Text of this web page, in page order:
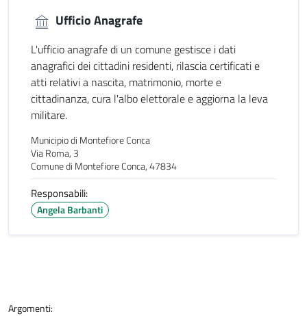
Ufficio Anagrafe
L'ufficio anagrafe di un comune gestisce i dati
anagrafici dei cittadini residenti, rilascia certificati e
atti relativi a nascita, matrimonio, morte e
cittadinanza, cura l'albo elettorale e aggiorna la leva
militare.
Municipio di Montefiore Conca
Via Roma, 3
Comune di Montefiore Conca, 47834
Responsabili:
Angela Barbanti
Argomenti: